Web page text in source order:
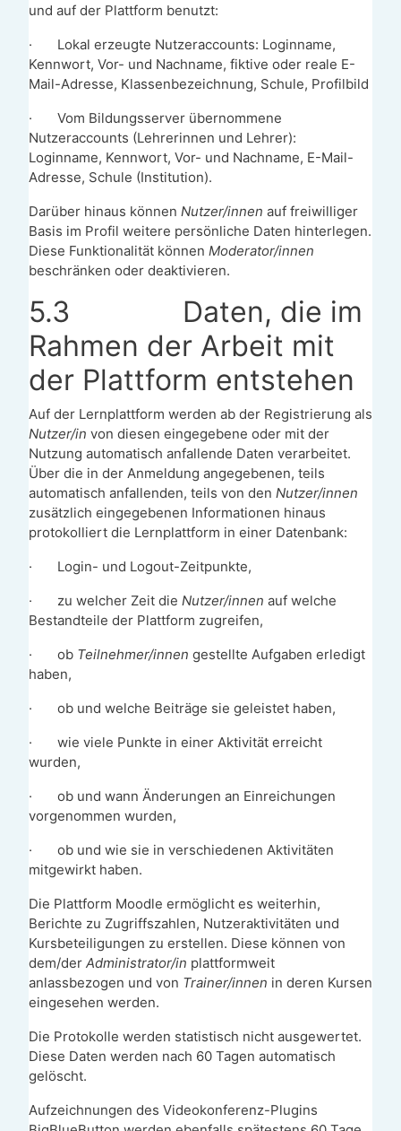
und auf der Plattform benutzt:
· Lokal erzeugte Nutzeraccounts: Loginname,
Kennwort, Vor- und Nachname, fiktive oder reale E-
Mail-Adresse, Klassenbezeichnung, Schule, Profilbild
· Vom Bildungsserver übernommene
Nutzeraccounts (Lehrerinnen und Lehrer):
Loginname, Kennwort, Vor- und Nachname, E-Mail-
Adresse, Schule (Institution).
Darüber hinaus können Nutzer/innen auf freiwilliger
Basis im Profil weitere persönliche Daten hinterlegen.
Diese Funktionalität können Moderator/innen
beschränken oder deaktivieren.
5.3 Daten, die im
Rahmen der Arbeit mit
der Plattform entstehen
Auf der Lernplattform werden ab der Registrierung als
Nutzer/in von diesen eingegebene oder mit der
Nutzung automatisch anfallende Daten verarbeitet.
Über die in der Anmeldung angegebenen, teils
automatisch anfallenden, teils von den Nutzer/innen
zusätzlich eingegebenen Informationen hinaus
protokolliert die Lernplattform in einer Datenbank:
· Login- und Logout-Zeitpunkte,
· zu welcher Zeit die Nutzer/innen auf welche
Bestandteile der Plattform zugreifen,
· ob Teilnehmer/innen gestellte Aufgaben erledigt
haben,
· ob und welche Beiträge sie geleistet haben,
· wie viele Punkte in einer Aktivität erreicht
wurden,
· ob und wann Änderungen an Einreichungen
vorgenommen wurden,
· ob und wie sie in verschiedenen Aktivitäten
mitgewirkt haben.
Die Plattform Moodle ermöglicht es weiterhin,
Berichte zu Zugriffszahlen, Nutzeraktivitäten und
Kursbeteiligungen zu erstellen. Diese können von
dem/der Administrator/in plattformweit
anlassbezogen und von Trainer/innen in deren Kursen
eingesehen werden.
Die Protokolle werden statistisch nicht ausgewertet.
Diese Daten werden nach 60 Tagen automatisch
gelöscht.
Aufzeichnungen des Videokonferenz-Plugins